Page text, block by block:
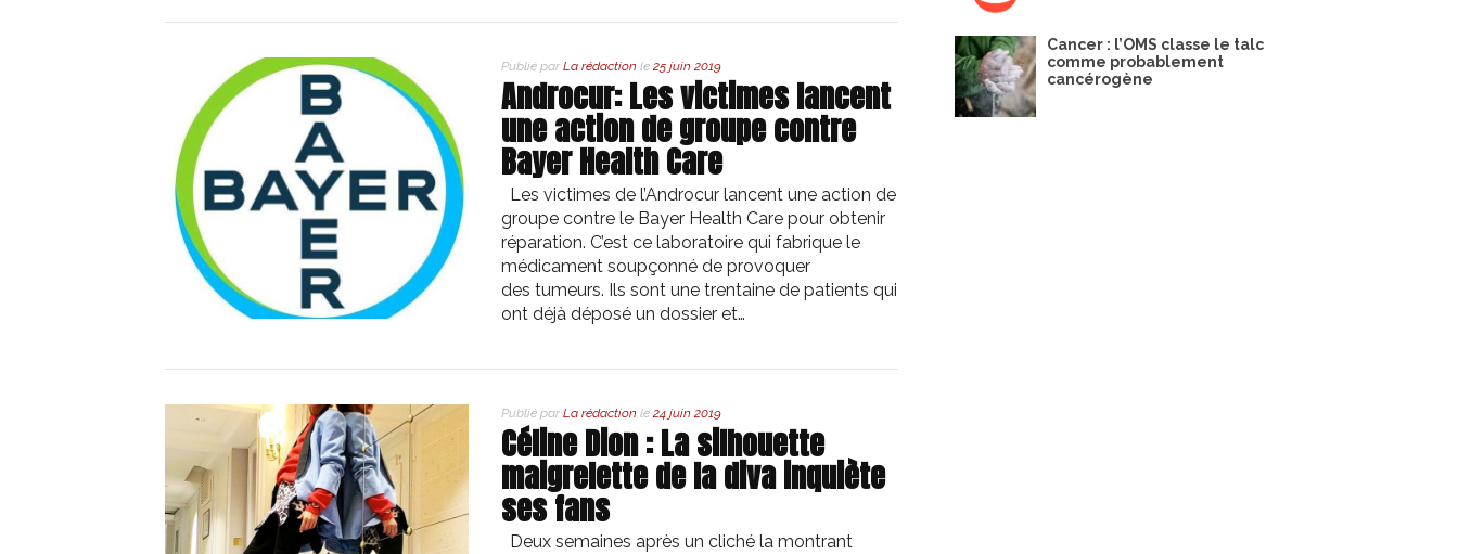
Publié par La rédaction le 25 juin 2019
Androcur: Les victimes lancent
une action de groupe contre
Bayer Health Care
Les victimes de l’Androcur lancent une action de
groupe contre le Bayer Health Care pour obtenir
réparation. C’est ce laboratoire qui fabrique le
médicament soupçonné de provoquer
des tumeurs. Ils sont une trentaine de patients qui
ont déjà déposé un dossier et…
Publié par La rédaction le 24 juin 2019
Céline Dion : La silhouette
maigrelette de la diva inquiète
ses fans
Deux semaines après un cliché la montrant
Cancer : l’OMS classe le talc
comme probablement
cancérogène